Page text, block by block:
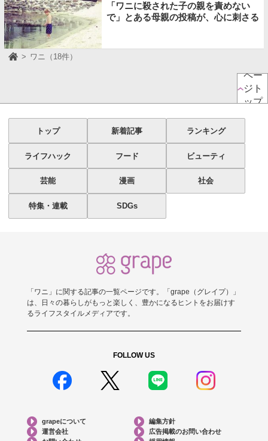
「ワニに殺された子の親を責めない
で」とある母親の投稿が、心に刺さる
ワニ（18件）
ペー
ジト
ップ
トップ 新着記事 ランキング
ライフハック フード ビューティ
芸能 漫画 社会
特集・連載 SDGs
「ワニ」に関する記事の一覧ページです。「grape（グレイプ）」
は、日々の暮らしがもっと楽しく、豊かになるヒントをお届けす
るライフスタイルメディアです。
FOLLOW US
grapeについて
編集方針
運営会社
広告掲載のお問い合わせ